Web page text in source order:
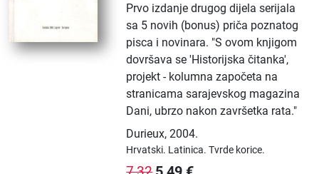
Prvo izdanje drugog dijela serijala
sa 5 novih (bonus) priča poznatog
pisca i novinara. "S ovom knjigom
dovršava se 'Historijska čitanka',
projekt - kolumna započeta na
stranicama sarajevskog magazina
Dani, ubrzo nakon završetka rata."
Durieux,2004.
Hrvatski. Latinica.Tvrde korice.